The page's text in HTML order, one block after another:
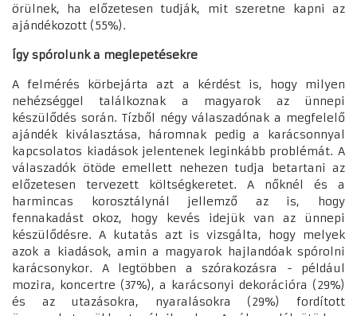
örülnek, ha előzetesen tudják, mit szeretne kapni az
ajándékozott (55%).
Így spórolunk a meglepetésekre
A felmérés körbejárta azt a kérdést is, hogy milyen
nehézséggel találkoznak a magyarok az ünnepi
készülődés során. Tízből négy válaszadónak a megfelelő
ajándék kiválasztása, háromnak pedig a karácsonnyal
kapcsolatos kiadások jelentenek leginkább problémát. A
válaszadók ötöde emellett nehezen tudja betartani az
előzetesen tervezett költségkeretet. A nőknél és a
harmincas korosztálynál jellemző az is, hogy
fennakadást okoz, hogy kevés idejük van az ünnepi
készülődésre. A kutatás azt is vizsgálta, hogy melyek
azok a kiadások, amin a magyarok hajlandóak spórolni
karácsonykor. A legtöbben a szórakozásra - például
mozira, koncertre (37%), a karácsonyi dekorációra (29%)
és az utazásokra, nyaralásokra (29%) fordított